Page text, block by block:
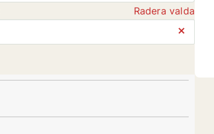
Radera valda
⨯